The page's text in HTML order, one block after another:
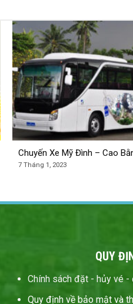
Chuyến Xe Mỹ Đình – Cao
7 Tháng 1, 2023
QUY
Chính sách đặt - hủy vé
Quy định về bảo mật và